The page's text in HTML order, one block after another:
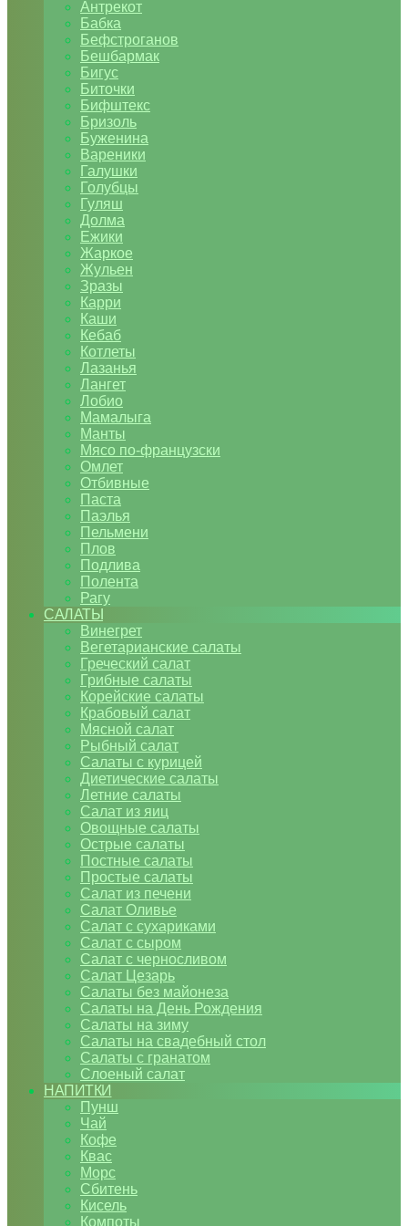
Антрекот
Бабка
Бефстроганов
Бешбармак
Бигус
Биточки
Бифштекс
Бризоль
Буженина
Вареники
Галушки
Голубцы
Гуляш
Долма
Ежики
Жаркое
Жульен
Зразы
Карри
Каши
Кебаб
Котлеты
Лазанья
Лангет
Лобио
Мамалыга
Манты
Мясо по-французски
Омлет
Отбивные
Паста
Паэлья
Пельмени
Плов
Подлива
Полента
Рагу
САЛАТЫ
Винегрет
Вегетарианские салаты
Греческий салат
Грибные салаты
Корейские салаты
Крабовый салат
Мясной салат
Рыбный салат
Салаты с курицей
Диетические салаты
Летние салаты
Салат из яиц
Овощные салаты
Острые салаты
Постные салаты
Простые салаты
Салат из печени
Салат Оливье
Салат с сухариками
Салат с сыром
Салат с черносливом
Салат Цезарь
Салаты без майонеза
Салаты на День Рождения
Салаты на зиму
Салаты на свадебный стол
Салаты с гранатом
Слоеный салат
НАПИТКИ
Пунш
Чай
Кофе
Квас
Морс
Сбитень
Кисель
Компоты